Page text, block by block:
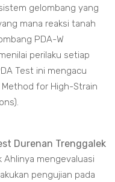
gelombang yang
mana reaksi tanah
PDA-W
perilaku setiap
Test ini mengacu
for High-Strain
Ahlinya mengevaluasi
pengujian pada